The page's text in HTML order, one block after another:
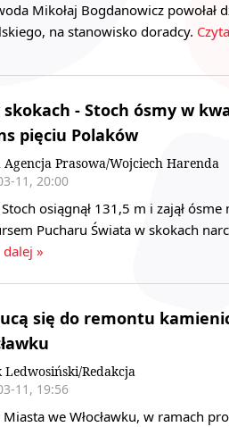
Mikołaj Bogdanowicz powołał
na stanowisko doradcy.
skokach - Stoch ósmy w
pięciu Polaków
Agencja Prasowa/Wojciech Harenda
11, 20:00
osiągnął 131,5 m i zajął
Pucharu Świata w skokach
dalej »
się do remontu
Ledwosiński/Redakcja
11, 19:56
Miasta we Włocławku, w ramach